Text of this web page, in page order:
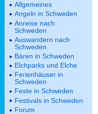
Allgemeines
Angeln in Schweden
Anreise nach
Schweden
Auswandern nach
Schweden
Bären in Schweden
Elchparks und Elche
Ferienhäuser in
Schweden
Feste in Schweden
Festivals in Schweden
Forum